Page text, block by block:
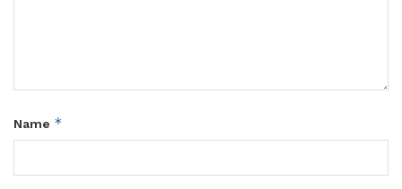
Name *